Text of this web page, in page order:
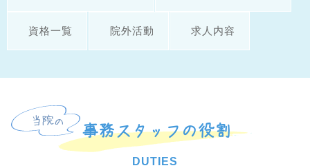
資格一覧 院外活動 求人内容
事務スタッフの役割
DUTIES